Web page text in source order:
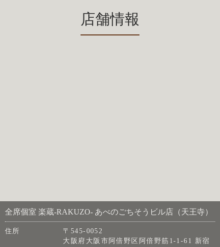
店舗情報
全席個室 楽蔵‐RAKUZO‐ あべのごちそうビル店（天王寺）
住所
〒545-0052
大阪府大阪市阿倍野区阿倍野筋1-1-61 新宿